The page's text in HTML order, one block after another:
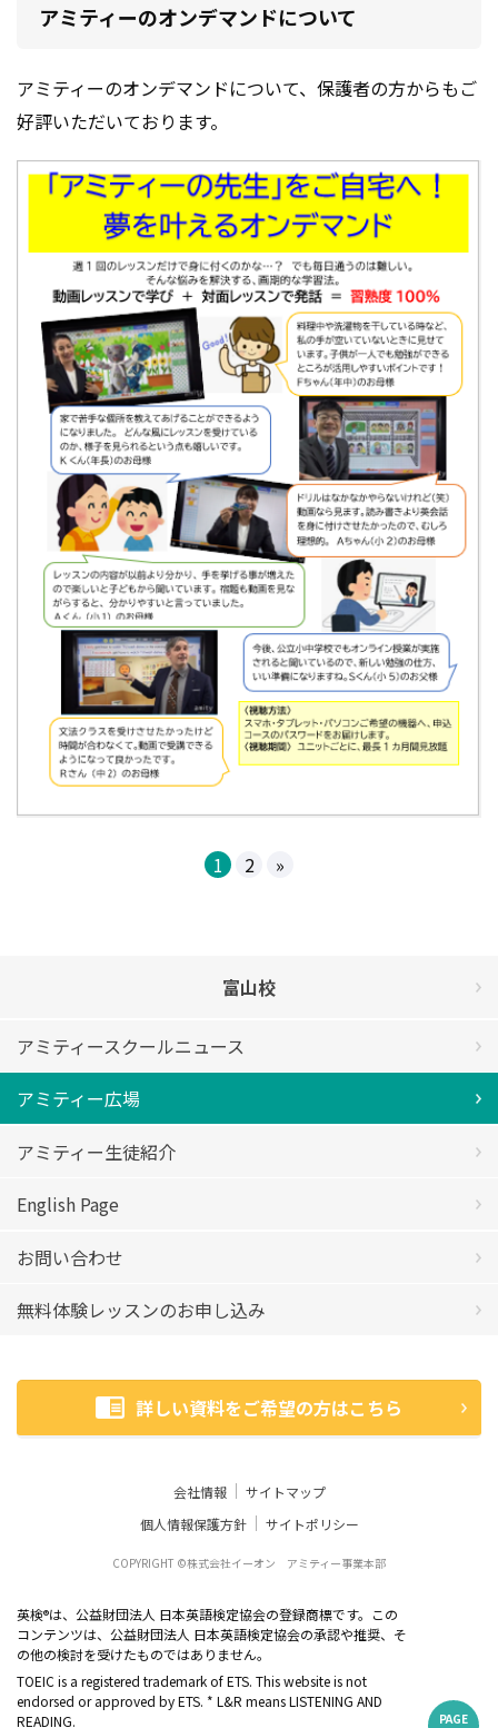
アミティーのオンデマンドについて
アミティーのオンデマンドについて、保護者の方からもご
好評いただいております。
1 2 »
富山校
アミティースクールニュース
アミティー広場
アミティー生徒紹介
English Page
お問い合わせ
無料体験レッスンのお申し込み
PAGE
詳しい資料をご希望の方はこちら
会社情報
サイトマップ
個人情報保護方針
サイトポリシー
COPYRIGHT ©株式会社イーオン アミティー事業本部
英検®は、公益財団法人 日本英語検定協会の登録商標です。この
コンテンツは、公益財団法人 日本英語検定協会の承認や推奨、そ
の他の検討を受けたものではありません。
TOEIC is a registered trademark of ETS. This website is not
endorsed or approved by ETS. * L&R means LISTENING AND
READING.